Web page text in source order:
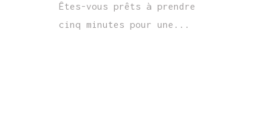
Êtes-vous prêts à prendre
cinq minutes pour une...